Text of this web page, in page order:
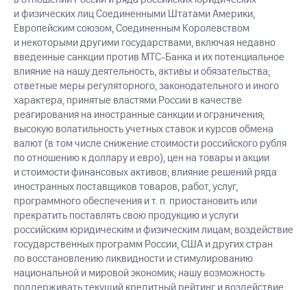
и физических лиц Соединенными Штатами Америки,
Европейским союзом, Соединенным Королевством
и некоторыми другими государствами, включая недавно
введенные санкции против МТС-Банка и их потенциальное
влияние на нашу деятельность, активы и обязательства;
ответные меры регуляторного, законодательного и иного
характера, принятые властями России в качестве
реагирования на иностранные санкции и ограничения;
высокую волатильность учетных ставок и курсов обмена
валют (в том числе снижение стоимости российского рубля
по отношению к доллару и евро), цен на товары и акции
и стоимости финансовых активов; влияние решений ряда
иностранных поставщиков товаров, работ, услуг,
программного обеспечения и т. п. приостановить или
прекратить поставлять свою продукцию и услуги
российским юридическим и физическим лицам; воздействие
государственных программ России, США и других стран
по восстановлению ликвидности и стимулированию
национальной и мировой экономик; нашу возможность